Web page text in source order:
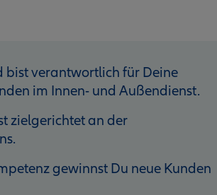
bist verantwortlich für Deine
im Innen- und Außendienst.
zielgerichtet an der
gewinnst Du neue Kunden